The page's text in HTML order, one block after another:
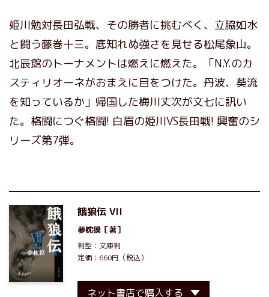
姫川勉対長田弘戦、その勝者に挑むべく、立脇如水
と闘う藤巻十三。底知れぬ強さを見せる松尾象山。
北辰館のトーナメントは燃えに燃えた。「N.Y.のカ
スティリオーネがおまえに目をつけた。丹波、葵流
を知っているか」帰国した梅川丈次が文七に訊い
た。格闘につぐ格闘! 白眉の姫川VS長田戦! 興奮のシ
リーズ第7弾。
餓狼伝 VII
夢枕獏 ［著］
判型：文庫判
定価：660円（税込）
ネット書店で購入する